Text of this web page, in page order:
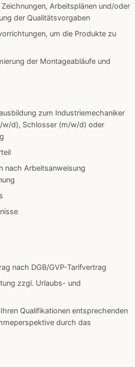
Arbeitsplänen und/oder
der Qualitätsvorgaben
um die Produkte zu
der Montageabläufe und
zum Industriemechaniker
w/d), Schlosser (m/w/d) oder
nach Arbeitsanweisung
nach DGB/GVP-Tarifvertrag
zzgl. Urlaubs- und
Qualifikationen entsprechenden
durch das